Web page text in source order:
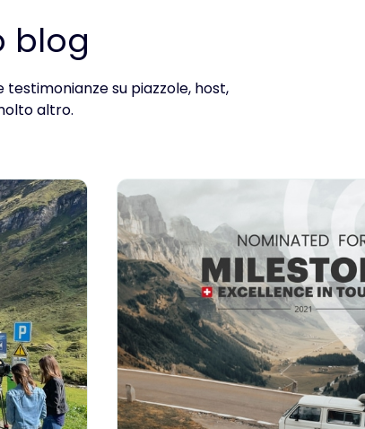
blog
su piazzole, host,
altro.